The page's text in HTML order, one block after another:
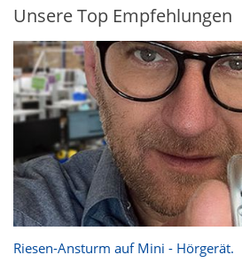
Unsere Top Empfehlungen
Riesen-Ansturm auf Mini - Hörgerät.